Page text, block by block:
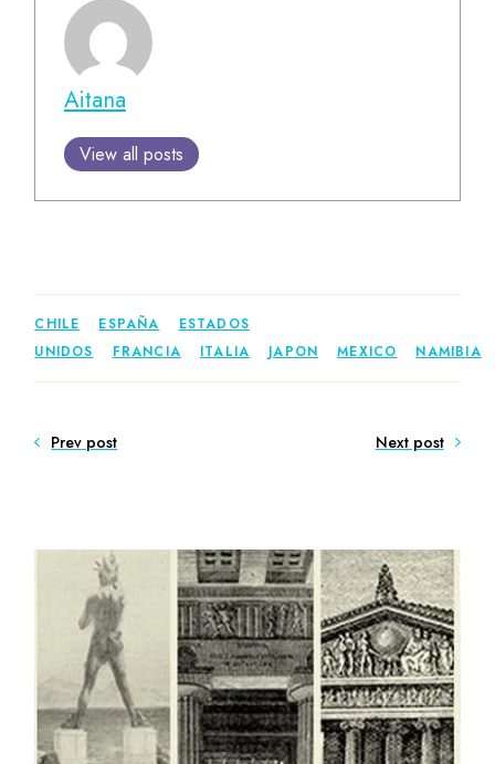
Aitana
View all posts
CHILE ESPAÑA
ESTADOS
UNIDOS
FRANCIA ITALIA JAPON MEXICO NAMIBIA
Prev post Next post